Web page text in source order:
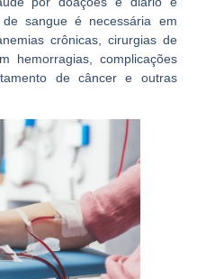
sangue é necessária em
crônicas, cirurgias de
hemorragias, complicações
de câncer e outras